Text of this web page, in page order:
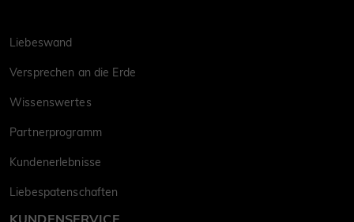
Liebeswand
Versprechen an die Erde
Wissenswertes
Partnerprogramm
Kundenerlebnisse
Liebespatenschaften
KUNDENSERVICE